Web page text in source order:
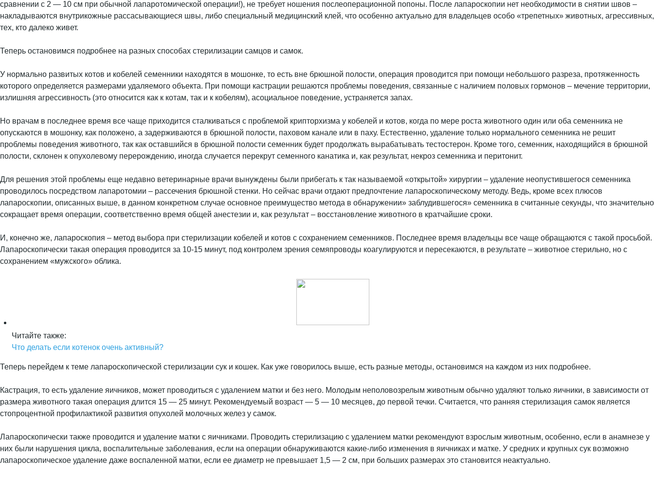
сравнении с 2 — 10 см при обычной лапаротомической операции!), не требует ношения послеоперационной попоны. После лапароскопии нет необходимости в снятии швов –
накладываются внутрикожные рассасывающиеся швы, либо специальный медицинский клей, что особенно актуально для владельцев особо «трепетных» животных, агрессивных,
тех, кто далеко живет.
Теперь остановимся подробнее на разных способах стерилизации самцов и самок.
У нормально развитых котов и кобелей семенники находятся в мошонке, то есть вне брюшной полости, операция проводится при помощи небольшого разреза, протяженность
которого определяется размерами удаляемого объекта. При помощи кастрации решаются проблемы поведения, связанные с наличием половых гормонов – мечение территории,
излишняя агрессивность (это относится как к котам, так и к кобелям), асоциальное поведение, устраняется запах.
Но врачам в последнее время все чаще приходится сталкиваться с проблемой крипторхизма у кобелей и котов, когда по мере роста животного один или оба семенника не
опускаются в мошонку, как положено, а задерживаются в брюшной полости, паховом канале или в паху. Естественно, удаление только нормального семенника не решит
проблемы поведения животного, так как оставшийся в брюшной полости семенник будет продолжать вырабатывать тестостерон. Кроме того, семенник, находящийся в брюшной
полости, склонен к опухолевому перерождению, иногда случается перекрут семенного канатика и, как результат, некроз семенника и перитонит.
Для решения этой проблемы еще недавно ветеринарные врачи вынуждены были прибегать к так называемой «открытой» хирургии – удаление неопустившегося семенника
проводилось посредством лапаротомии – рассечения брюшной стенки. Но сейчас врачи отдают предпочтение лапароскопическому методу. Ведь, кроме всех плюсов
лапароскопии, описанных выше, в данном конкретном случае основное преимущество метода в обнаружении» заблудившегося» семенника в считанные секунды, что значительно
сокращает время операции, соответственно время общей анестезии и, как результат – восстановление животного в кратчайшие сроки.
И, конечно же, лапароскопия – метод выбора при стерилизации кобелей и котов с сохранением семенников. Последнее время владельцы все чаще обращаются с такой просьбой.
Лапароскопически такая операция проводится за 10-15 минут, под контролем зрения семяпроводы коагулируются и пересекаются, в результате – животное стерильно, но с
сохранением «мужского» облика.
Читайте также:
Что делать если котенок очень активный?
Теперь перейдем к теме лапароскопической стерилизации сук и кошек. Как уже говорилось выше, есть разные методы, остановимся на каждом из них подробнее.
Кастрация, то есть удаление яичников, может проводиться с удалением матки и без него. Молодым неполовозрелым животным обычно удаляют только яичники, в зависимости от
размера животного такая операция длится 15 — 25 минут. Рекомендуемый возраст — 5 — 10 месяцев, до первой течки. Считается, что ранняя стерилизация самок является
стопроцентной профилактикой развития опухолей молочных желез у самок.
Лапароскопически также проводится и удаление матки с яичниками. Проводить стерилизацию с удалением матки рекомендуют взрослым животным, особенно, если в анамнезе у
них были нарушения цикла, воспалительные заболевания, если на операции обнаруживаются какие-либо изменения в яичниках и матке. У средних и крупных сук возможно
лапароскопическое удаление даже воспаленной матки, если ее диаметр не превышает 1,5 — 2 см, при больших размерах это становится неактуально.